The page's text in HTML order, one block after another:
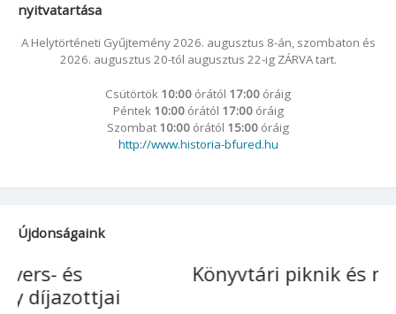
nyitvatartása
A Helytörténeti Gyűjtemény 2026. augusztus 8-án, szombaton és
2026. augusztus 20-tól augusztus 22-ig ZÁRVA tart.
Csütörtök 10:00 órától 17:00 óráig
Péntek 10:00órától 17:00óráig
Szombat 10:00 órától 15:00 óráig
http://www.historia-bfured.hu
Újdonságaink
Könyvtári piknik és majális